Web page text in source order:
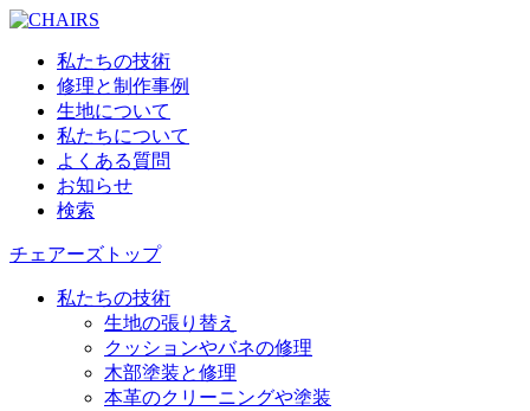
私たちの技術
修理と制作事例
生地について
私たちについて
よくある質問
お知らせ
検索
チェアーズトップ
私たちの技術
生地の張り替え
クッションやバネの修理
木部塗装と修理
本革のクリーニングや塗装